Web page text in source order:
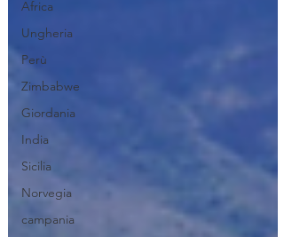
Africa
Ungheria
Perù
Zimbabwe
Giordania
India
Sicilia
Norvegia
campania